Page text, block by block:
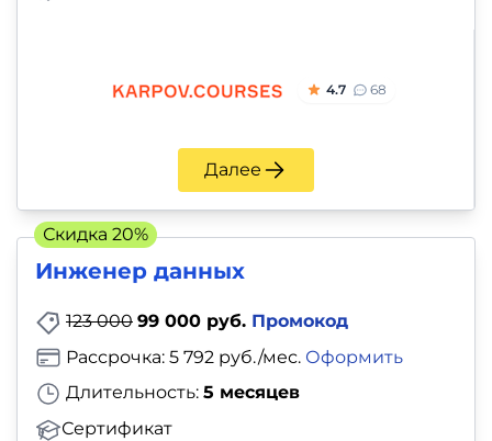
4.7 68
Далее
Инженер данных
123 000 99 000 руб. Промокод
Длительность: 5 месяцев
Сертификат
Рассрочка: 5 792 руб./мес. Оформить
Скидка 20%